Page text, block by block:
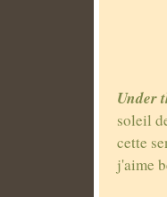
Under
soleil
cette
j'aime